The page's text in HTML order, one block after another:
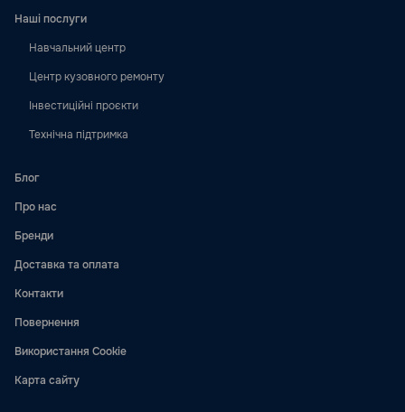
Наші послуги
Навчальний центр
Центр кузовного ремонту
Інвестиційні проєкти
Технічна підтримка
Блог
Про нас
Бренди
Доставка та оплата
Контакти
Повернення
Використання Cookie
Карта сайту